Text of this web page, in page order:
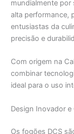
mundialmente por
alta performance,
entusiastas da
precisão e
Com origem na
combinar
ideal para o uso
Design Inovador
Os fogões DCS